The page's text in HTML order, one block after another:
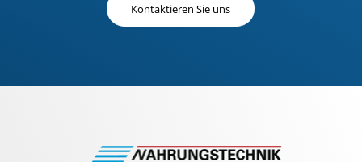
Kontaktieren Sie uns